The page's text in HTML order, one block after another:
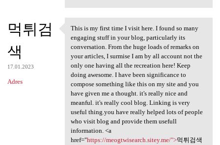
먹튀검
색
17.01.2023
Adres
This is my first time I visit
This is my first time I visit here. I found so many
engaging stuff in your blog, particularly its
conversation. From the huge loads of remarks on
your articles, I surmise I am by all account not the
only one having all the recreation here! Keep
doing awesome. I have been significance to
compose something like this on my site and you
have given me a thought. it's really nice and
meanful. it's really cool blog. Linking is very
useful thing.you have really helped lots of people
who visit blog and provide them usefull
information. <a
href="https://meogtwisearch.sitey.me/">먹튀검색